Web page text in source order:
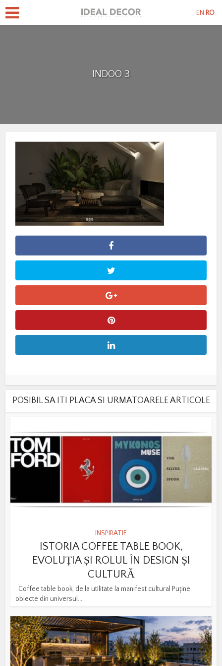
INDOO 3
POSIBIL SA ITI PLACA SI URMATOARELE ARTICOLE
INSPIRATIE
ISTORIA COFFEE TABLE BOOK,
EVOLUȚIA ȘI ROLUL ÎN DESIGN ȘI
CULTURĂ
Coffee table book, de la utilitate la manifest cultural Puține
obiecte din universul...
EN RO